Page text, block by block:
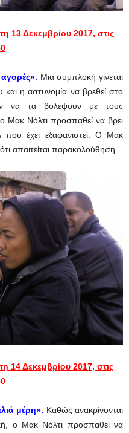
13 Δεκεμβρίου 2017, στις
Μια συμπλοκή γίνεται
και η αστυνομία να βρεθεί στο
να τα βολέψουν με τους
Μακ Νόλτι προσπαθεί να βρει
που έχει εξαφανιστεί. Ο Μακ
απαιτείται παρακολούθηση.
14 Δεκεμβρίου 2017, στις
μέρη». Καθώς ανακρίνονται
ο Μακ Νόλτι προσπαθεί να